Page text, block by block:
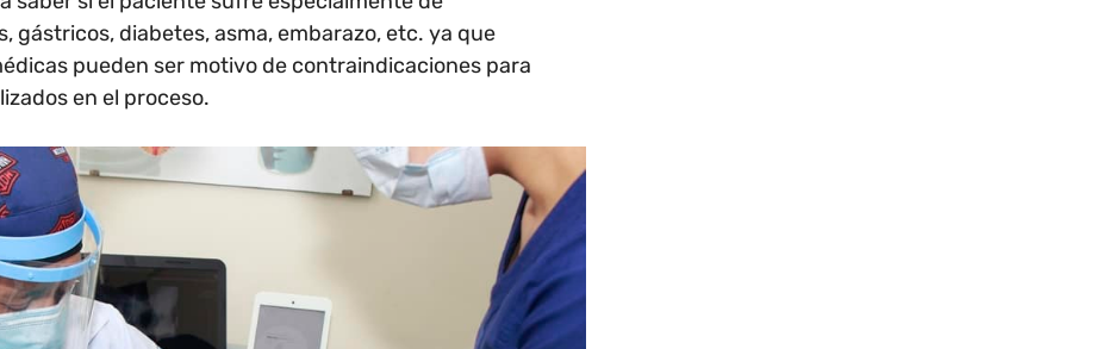
gástricos, diabetes, asma, embarazo, etc. ya que
pueden ser motivo de contraindicaciones para
en el proceso.